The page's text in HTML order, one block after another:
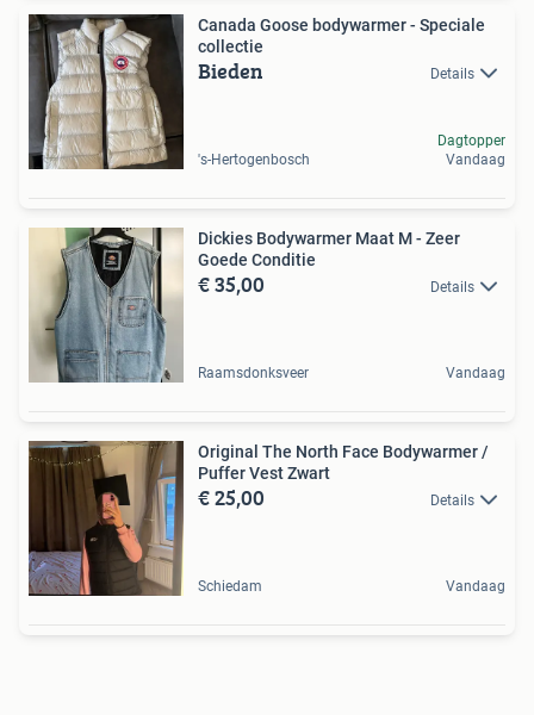
Canada Goose bodywarmer - Speciale
collectie
Bieden Details
's-Hertogenbosch
Dagtopper
Vandaag
Dickies Bodywarmer Maat M - Zeer
Goede Conditie
€ 35,00 Details
Raamsdonksveer Vandaag
Original The North Face Bodywarmer /
Puffer Vest Zwart
€ 25,00 Details
Schiedam Vandaag